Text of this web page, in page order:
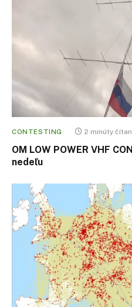
CONTESTING 2 minúty
OM LOW POWER VHF
nedeľu